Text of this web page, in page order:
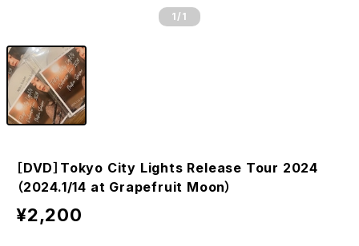
1 /1
［DVD］Tokyo City Lights Release Tour 2024
（2024.1/14 at Grapefruit Moon）
¥2,200